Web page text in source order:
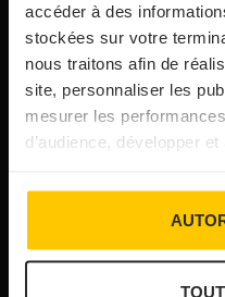
accéder à des
stockées sur votre
nous traitons afin de
site, personnaliser les
mesurer les
d’audience, développer
31/
Brasserie Dupont :
Incendies : l’aide
pour les